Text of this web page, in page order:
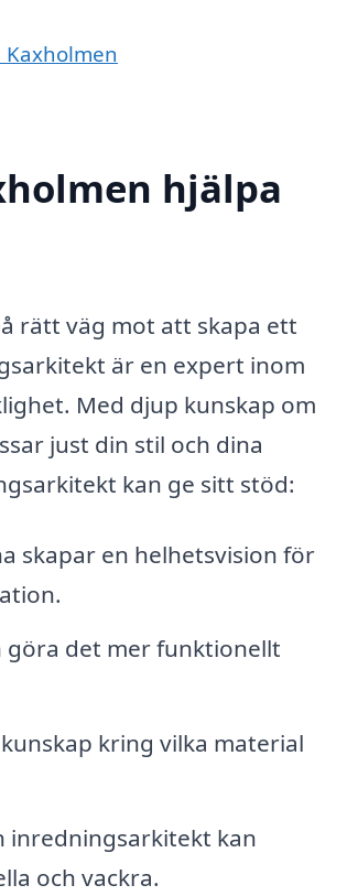
hjälpa
rätt väg mot att skapa ett
är en expert inom
Med djup kunskap om
just din stil och dina
kan ge sitt stöd:
skapar en helhetsvision för
göra det mer funktionellt
kring vilka material
inredningsarkitekt kan
och vackra.